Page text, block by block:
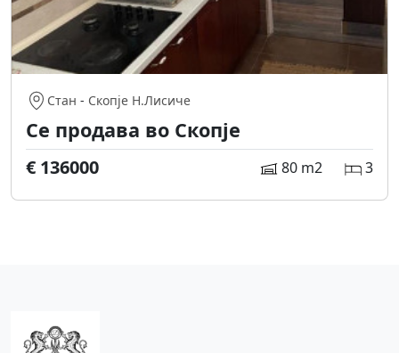
Стан - Скопје Н.Лисиче
Се продава во Скопје
€ 136000 80 m2 3